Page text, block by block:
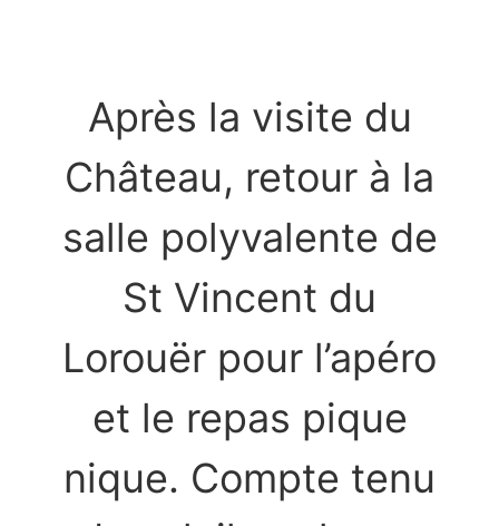
Après la visite du
Château, retour à la
salle polyvalente de
St Vincent du
Lorouër pour l’apéro
et le repas pique
nique. Compte tenu